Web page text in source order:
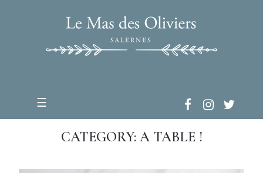
☰
CATEGORY: A TABLE !